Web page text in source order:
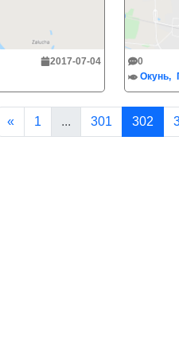
2017-07-04
0
Окунь
« 1 ... 301 302